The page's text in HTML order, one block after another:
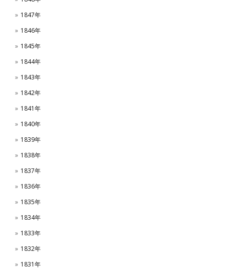
1847年
1846年
1845年
1844年
1843年
1842年
1841年
1840年
1839年
1838年
1837年
1836年
1835年
1834年
1833年
1832年
1831年